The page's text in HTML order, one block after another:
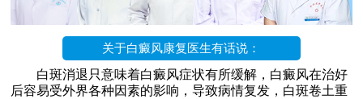
关于白癜风康复医生有话说：
白斑消退只意味着白癜风症状有所缓解，白癜风在治好
后容易受外界各种因素的影响，导致病情复发，白斑卷土重